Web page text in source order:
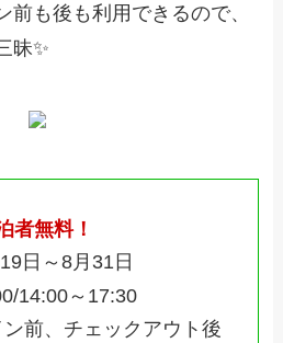
前も後も利用できるので、
昧✨
者無料！
日～8月31日
14:00～17:30
前、チェックアウト後